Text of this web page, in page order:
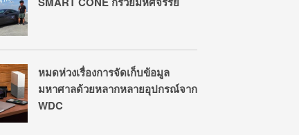
หมดห่วงเรื่องการจัดเก็บข้อมูล
มหาศาลด้วยหลากหลายอุปกรณ์จาก
WDC